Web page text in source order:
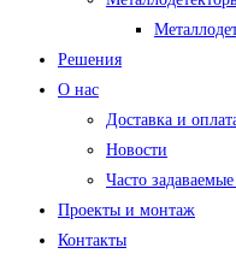
Решения
О нас
Доставка и
Новости
Часто
Проекты и монтаж
Контакты